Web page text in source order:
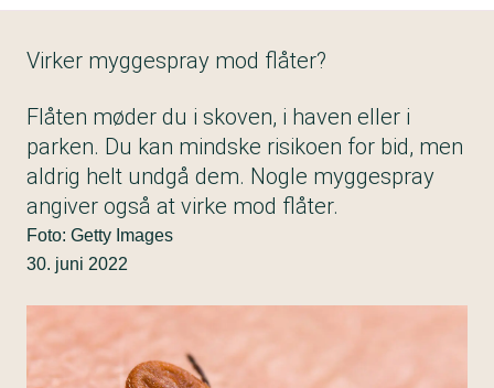
Virker myggespray mod flåter?
Flåten møder du i skoven, i haven eller i
parken. Du kan mindske risikoen for bid, men
aldrig helt undgå dem. Nogle myggespray
angiver også at virke mod flåter.
Foto: Getty Images
30. juni 2022